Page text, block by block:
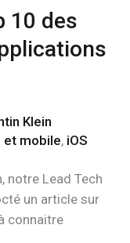
10 des
Klein
et mobile, iOS
notre Lead Tech
un article sur
connaitre